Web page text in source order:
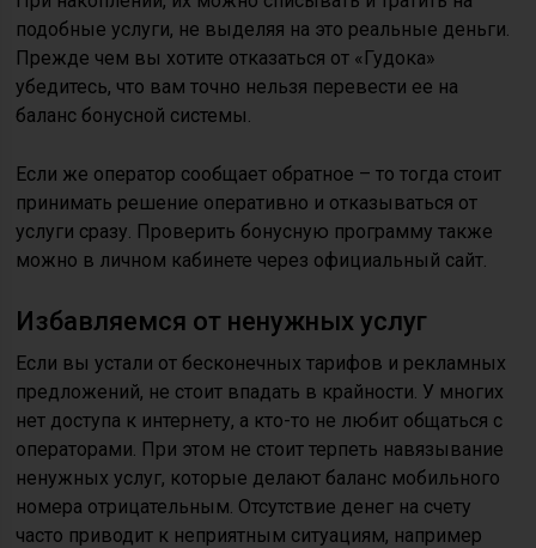
подобные услуги, не выделяя на это реальные деньги.
Прежде чем вы хотите отказаться от «Гудока»
убедитесь, что вам точно нельзя перевести ее на
баланс бонусной системы.
Если же оператор сообщает обратное – то тогда стоит
принимать решение оперативно и отказываться от
услуги сразу. Проверить бонусную программу также
можно в личном кабинете через официальный сайт.
Избавляемся от ненужных услуг
Если вы устали от бесконечных тарифов и рекламных
предложений, не стоит впадать в крайности. У многих
нет доступа к интернету, а кто-то не любит общаться с
операторами. При этом не стоит терпеть навязывание
ненужных услуг, которые делают баланс мобильного
номера отрицательным. Отсутствие денег на счету
часто приводит к неприятным ситуациям, например